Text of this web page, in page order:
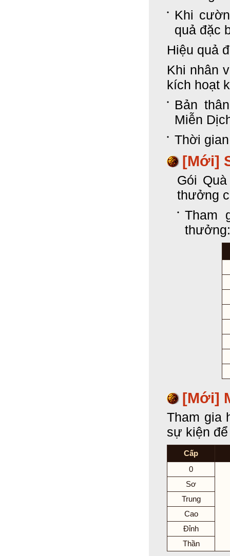
Khi
quả đặc
Hiệu quả
Khi nhân
kích hoạt
Bản
Miễn
Thời
[Mới]
Gói
thưởng
Tham
[Mới]
Tham gia
sự kiện
Cấp
0
Sơ
Trung
Cao
Đỉnh
Thần